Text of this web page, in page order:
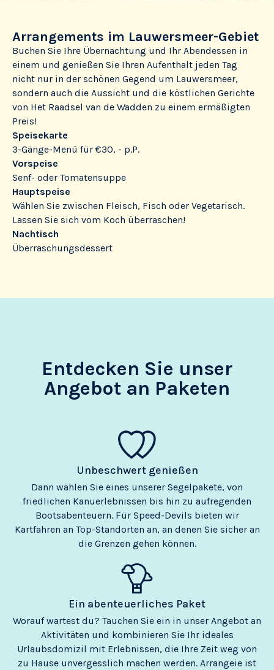
Arrangements im Lauwersmeer-Gebiet
Buchen Sie Ihre Übernachtung und Ihr Abendessen in
einem und genießen Sie Ihren Aufenthalt jeden Tag
nicht nur in der schönen Gegend um Lauwersmeer,
sondern auch die Aussicht und die köstlichen Gerichte
von Het Raadsel van de Wadden zu einem ermäßigten
Preis!
Speisekarte
3-Gänge-Menü für €30, - p.P.
Vorspeise
Senf- oder Tomatensuppe
Hauptspeise
Wählen Sie zwischen Fleisch, Fisch oder Vegetarisch.
Lassen Sie sich vom Koch überraschen!
Nachtisch
Überraschungsdessert
Entdecken Sie unser
Angebot an Paketen
Unbeschwert genießen
Dann wählen Sie eines unserer Segelpakete, von
friedlichen Kanuerlebnissen bis hin zu aufregenden
Bootsabenteuern. Für Speed-Devils bieten wir
Kartfahren an Top-Standorten an, an denen Sie sicher an
die Grenzen gehen können.
Ein abenteuerliches Paket
Worauf wartest du? Tauchen Sie ein in unser Angebot an
Aktivitäten und kombinieren Sie Ihr ideales
Urlaubsdomizil mit Erlebnissen, die Ihre Zeit weg von
zu Hause unvergesslich machen werden. Arrangeie ist